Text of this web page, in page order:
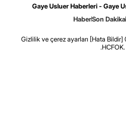
Gaye Usluer Haberleri - Gaye
HaberSon Dakika
Gizlilik ve çerez ayarları [Hata Bildir]
.HCFOK.